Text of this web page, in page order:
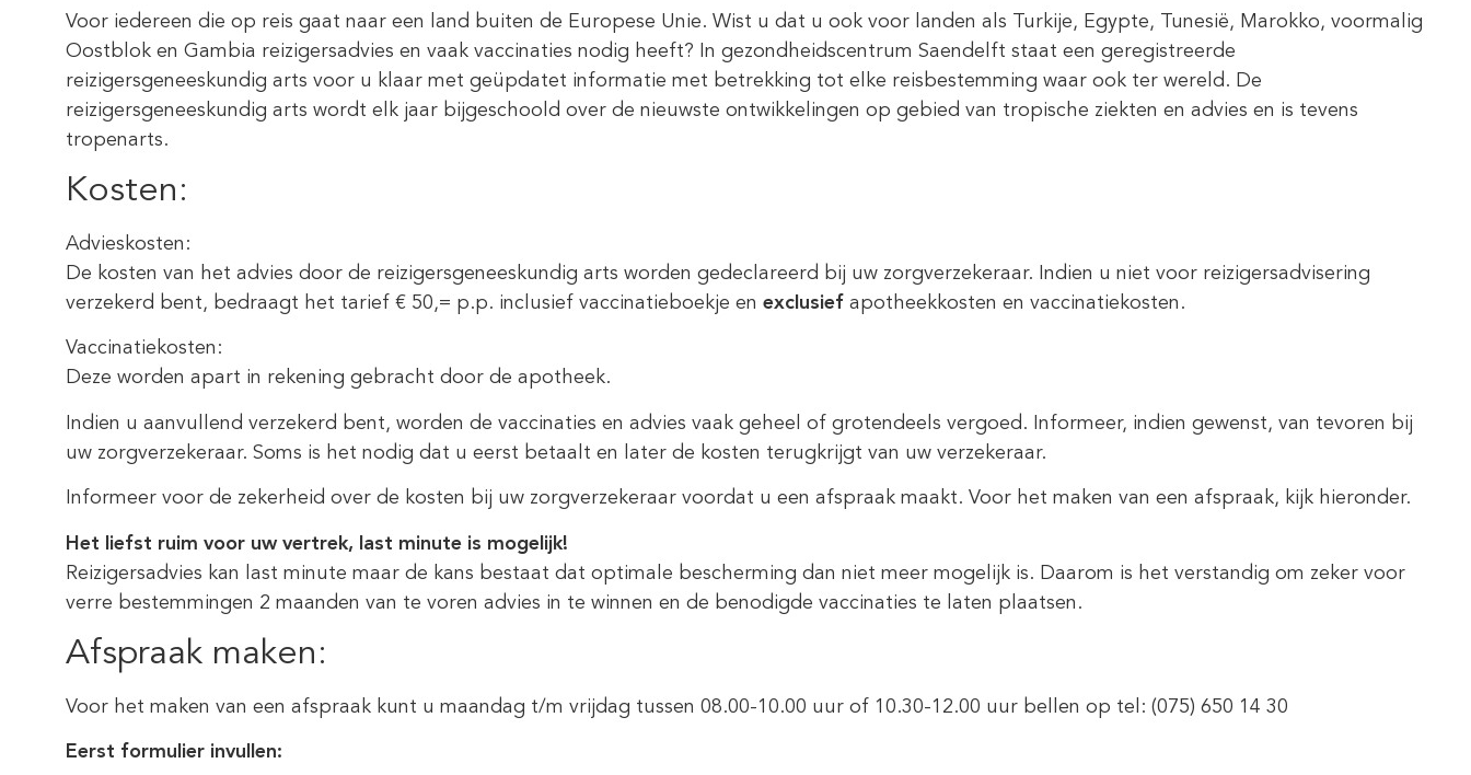
Voor iedereen die op reis gaat naar een land buiten de Europese Unie. Wist u dat u ook voor landen als Turkije, Egypte, Tunesië, Marokko, voormalig
Oostblok en Gambia reizigersadvies en vaak vaccinaties nodig heeft? In gezondheidscentrum Saendelft staat een geregistreerde
reizigersgeneeskundig arts voor u klaar met geüpdatet informatie met betrekking tot elke reisbestemming waar ook ter wereld. De
reizigersgeneeskundig arts wordt elk jaar bijgeschoold over de nieuwste ontwikkelingen op gebied van tropische ziekten en advies en is tevens
tropenarts.
Kosten:
Advieskosten:
De kosten van het advies door de reizigersgeneeskundig arts worden gedeclareerd bij uw zorgverzekeraar. Indien u niet voor reizigersadvisering
verzekerd bent, bedraagt het tarief € 50,= p.p. inclusief vaccinatieboekje en exclusief apotheekkosten en vaccinatiekosten.
Vaccinatiekosten:
Deze worden apart in rekening gebracht door de apotheek.
Indien u aanvullend verzekerd bent, worden de vaccinaties en advies vaak geheel of grotendeels vergoed. Informeer, indien gewenst, van tevoren bij
uw zorgverzekeraar. Soms is het nodig dat u eerst betaalt en later de kosten terugkrijgt van uw verzekeraar.
Informeer voor de zekerheid over de kosten bij uw zorgverzekeraar voordat u een afspraak maakt. Voor het maken van een afspraak, kijk hieronder.
Het liefst ruim voor uw vertrek, last minute is mogelijk!
Reizigersadvies kan last minute maar de kans bestaat dat optimale bescherming dan niet meer mogelijk is. Daarom is het verstandig om zeker voor
verre bestemmingen 2 maanden van te voren advies in te winnen en de benodigde vaccinaties te laten plaatsen.
Afspraak maken:
Voor het maken van een afspraak kunt u maandag t/m vrijdag tussen 08.00-10.00 uur of 10.30-12.00 uur bellen op tel: (075) 650 14 30
Eerst formulier invullen: